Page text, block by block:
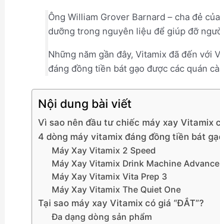
Ông William Grover Barnard – cha đẻ
dưỡng trong nguyên liệu để giúp đỡ
Những năm gần đây, Vitamix đã đến với
đáng đồng tiền bát gạo được các quán
Nội dung bài viết
Vì sao nên đầu tư chiếc máy xay Vitamix
4 dòng máy vitamix đáng đồng tiền bát
Máy Xay Vitamix 2 Speed
Máy Xay Vitamix Drink Machine Advance
Máy Xay Vitamix Vita Prep 3
Máy Xay Vitamix The Quiet One
Tại sao máy xay Vitamix có giá “ĐẮT”?
Đa dạng dòng sản phẩm